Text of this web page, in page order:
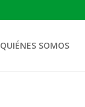
QUIÉNES SOMOS